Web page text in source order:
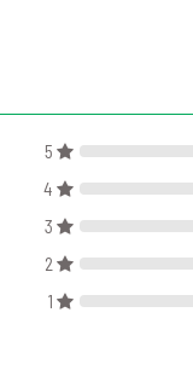
Caesar L2360 treo tường
Dài 505x Cao 215 mm
đặt trên chậu
5
4
3
2
1